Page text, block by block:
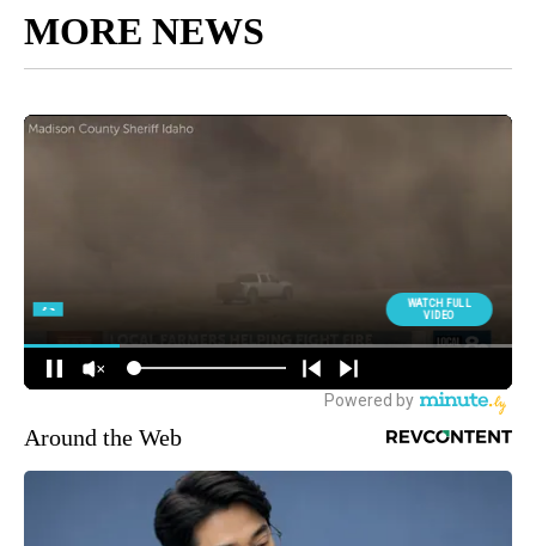
MORE NEWS
Around the Web